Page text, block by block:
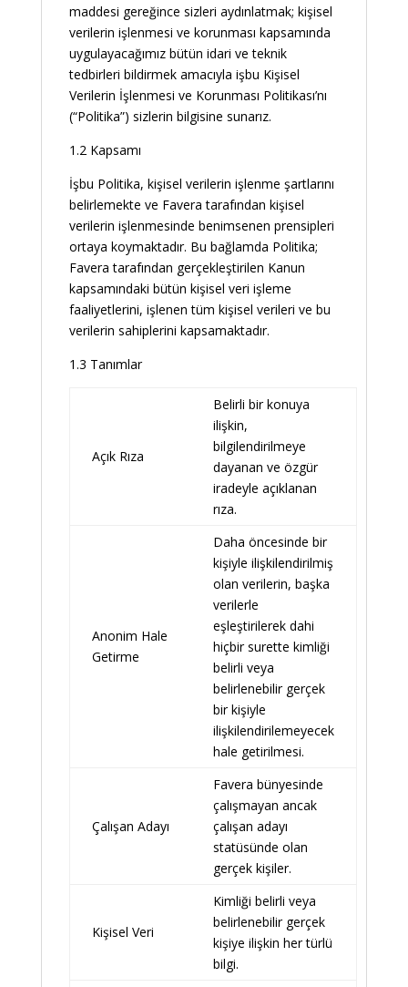
maddesi gereğince sizleri aydınlatmak; kişisel
verilerin işlenmesi ve korunması kapsamında
uygulayacağımız bütün idari ve teknik
tedbirleri bildirmek amacıyla işbu Kişisel
Verilerin İşlenmesi ve Korunması Politikası’nı
(“Politika”) sizlerin bilgisine sunarız.
1.2 Kapsamı
İşbu Politika, kişisel verilerin işlenme şartlarını
belirlemekte ve Favera tarafından kişisel
verilerin işlenmesinde benimsenen prensipleri
ortaya koymaktadır. Bu bağlamda Politika;
Favera tarafından gerçekleştirilen Kanun
kapsamındaki bütün kişisel veri işleme
faaliyetlerini, işlenen tüm kişisel verileri ve bu
verilerin sahiplerini kapsamaktadır.
1.3 Tanımlar
Açık Rıza
Belirli bir konuya
ilişkin,
bilgilendirilmeye
dayanan ve özgür
iradeyle açıklanan
rıza.
Anonim Hale
Getirme
Daha öncesinde bir
kişiyle ilişkilendirilmiş
olan verilerin, başka
verilerle
eşleştirilerek dahi
hiçbir surette kimliği
belirli veya
belirlenebilir gerçek
bir kişiyle
ilişkilendirilemeyecek
hale getirilmesi.
Çalışan Adayı
Favera bünyesinde
çalışmayan ancak
çalışan adayı
statüsünde olan
gerçek kişiler.
Kişisel Veri
Kimliği belirli veya
belirlenebilir gerçek
kişiye ilişkin her türlü
bilgi.